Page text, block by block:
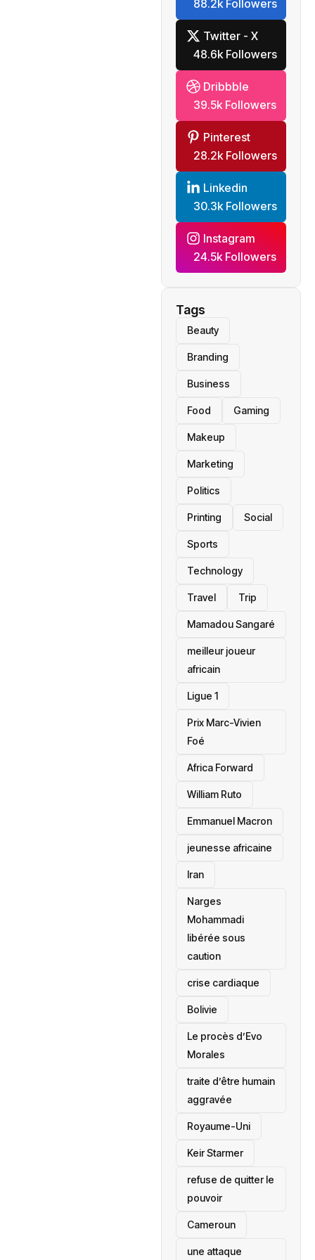
88.2k Followers
Twitter - X
48.6k Followers
Dribbble
39.5k Followers
Pinterest
28.2k Followers
Linkedin
30.3k Followers
Instagram
24.5k Followers
Tags
Beauty
Branding
Business
Food Gaming
Makeup
Marketing
Politics
Printing Social
Sports
Technology
Travel Trip
Mamadou Sangaré
meilleur joueur
africain
Ligue 1
Prix Marc-Vivien
Foé
‎Africa Forward
William Ruto
Emmanuel Macron
jeunesse africaine
‎Iran
Narges
Mohammadi
libérée sous
caution
crise cardiaque
‎Bolivie
Le procès d’Evo
Morales
traite d’être humain
aggravée
‎Royaume-Uni
Keir Starmer
refuse de quitter le
pouvoir
‎Cameroun
une attaque